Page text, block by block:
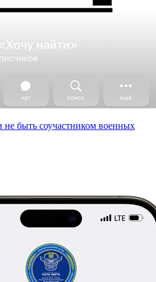
не быть соучастником военных